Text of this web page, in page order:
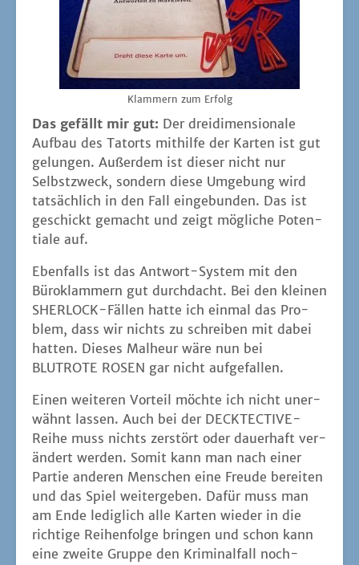
Klam­mern zum Erfolg
Das gefällt mir gut: Der drei­di­men­sio­na­le
Auf­bau des Tat­orts mit­hil­fe der Kar­ten ist gut
gelun­gen. Außer­dem ist die­ser nicht nur
Selbst­zweck, son­dern die­se Umge­bung wird
tat­säch­lich in den Fall ein­ge­bun­den. Das ist
geschickt gemacht und zeigt mög­li­che Poten­
tia­le auf.
Eben­falls ist das Ant­wort-Sys­tem mit den
Büro­klam­mern gut durch­dacht. Bei den klei­nen
SHER­LOCK-Fäl­len hat­te ich ein­mal das Pro­
blem, dass wir nichts zu schrei­ben mit dabei
hat­ten. Die­ses Mal­heur wäre nun bei
BLUTROTE ROSEN gar nicht aufgefallen.
Einen wei­te­ren Vor­teil möch­te ich nicht uner­
wähnt las­sen. Auch bei der DECK­TEC­TI­VE-
Rei­he muss nichts zer­stört oder dau­er­haft ver­
än­dert wer­den. Somit kann man nach einer
Par­tie ande­ren Men­schen eine Freu­de berei­ten
und das Spiel wei­ter­ge­ben. Dafür muss man
am Ende ledig­lich alle Kar­ten wie­der in die
rich­ti­ge Rei­hen­fol­ge brin­gen und schon kann
eine zwei­te Grup­pe den Kri­mi­nal­fall noch­